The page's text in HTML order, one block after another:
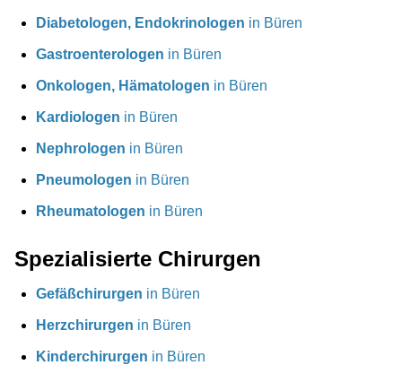
Diabetologen, Endokrinologen in Büren
Gastroenterologen in Büren
Onkologen, Hämatologen in Büren
Kardiologen in Büren
Nephrologen in Büren
Pneumologen in Büren
Rheumatologen in Büren
Spezialisierte Chirurgen
Gefäßchirurgen in Büren
Herzchirurgen in Büren
Kinderchirurgen in Büren